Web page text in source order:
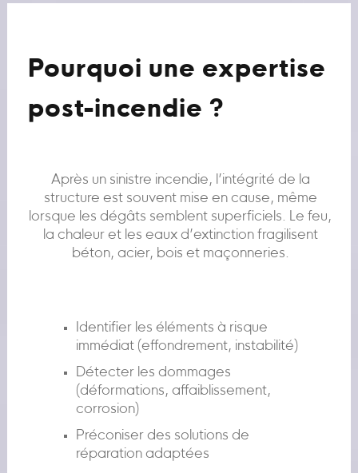
Pourquoi une expertise
post-incendie ?
Après un sinistre incendie, l’intégrité de la
structure est souvent mise en cause, même
lorsque les dégâts semblent superficiels. Le feu,
la chaleur et les eaux d’extinction fragilisent
béton, acier, bois et maçonneries.
Identifier les éléments à risque
immédiat (effondrement, instabilité)
Détecter les dommages
(déformations, affaiblissement,
corrosion)
Préconiser des solutions de
réparation adaptées